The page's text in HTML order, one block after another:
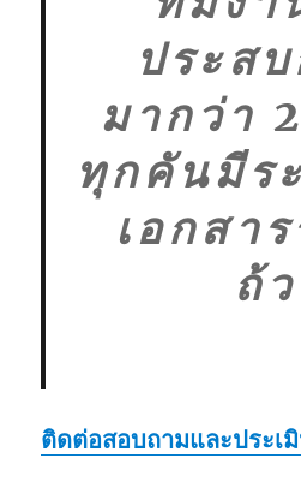
ประส
มากว่า
ทุกคันมีร
เอกสา
ถ้
ติดต่อสอบถามและประเ